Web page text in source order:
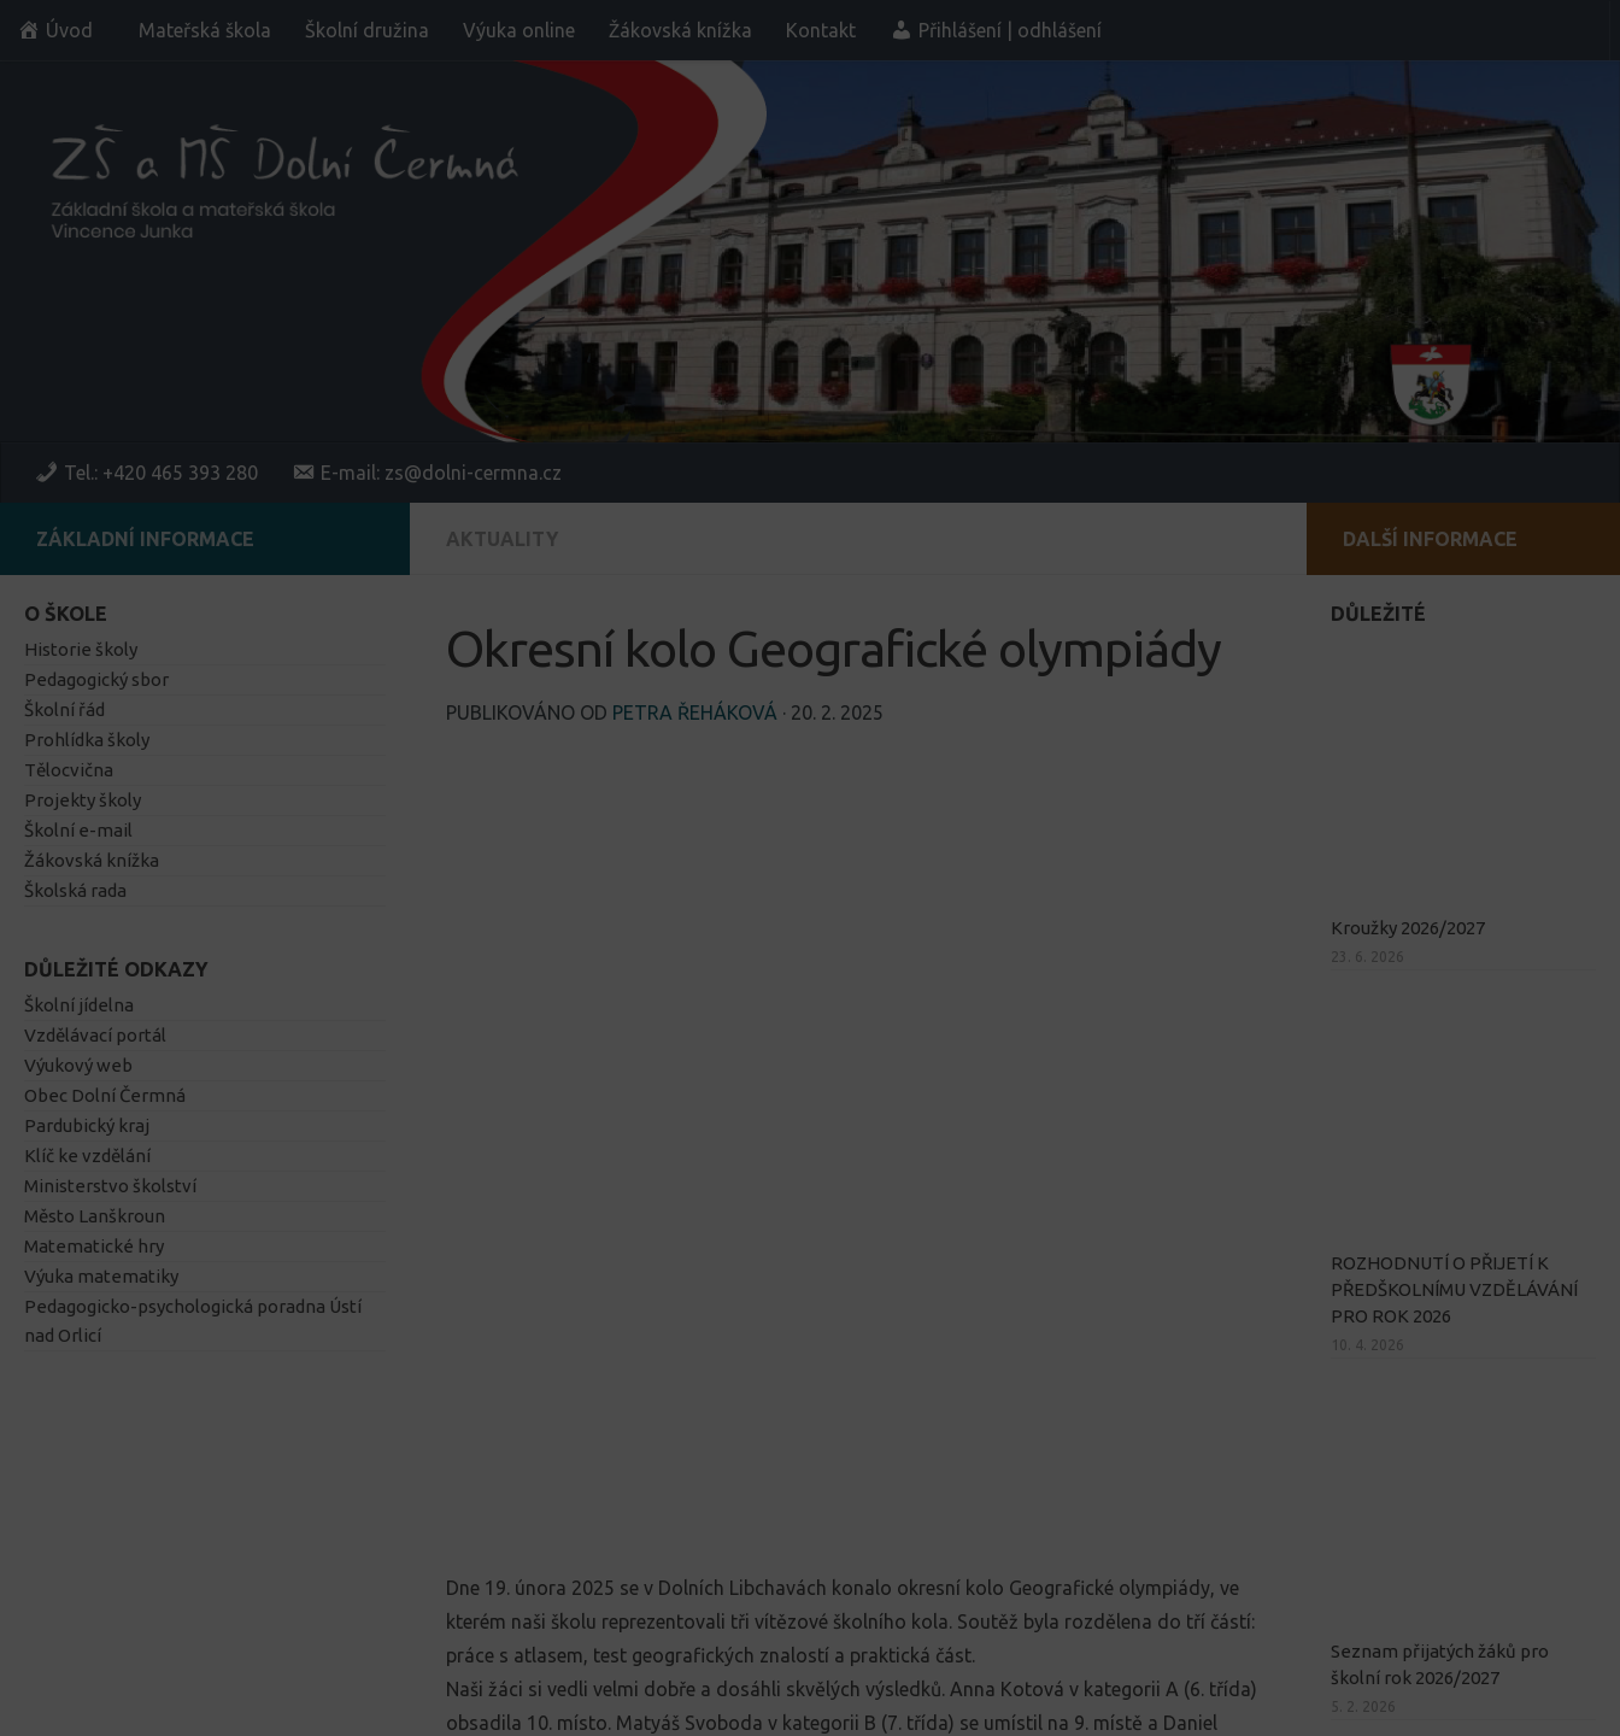
Skip to content
Úvod Mateřská škola Školní družina Výuka online Žákovská knížka Kontakt Přihlášení | odhlášení
Tel.: +420 465 393 280 E-mail: zs@dolni-cermna.cz
AKTUALITY
Okresní kolo Geografické olympiády
PUBLIKOVÁNO OD PETRA ŘEHÁKOVÁ · 20. 2. 2025
Dne 19. února 2025 se v Dolních Libchavách konalo okresní kolo Geografické olympiády, ve
kterém naši školu reprezentovali tři vítězové školního kola. Soutěž byla rozdělena do tří částí:
práce s atlasem, test geografických znalostí a praktická část.
Naši žáci si vedli velmi dobře a dosáhli skvělých výsledků. Anna Kotová v kategorii A (6. třída)
obsadila 10. místo. Matyáš Svoboda v kategorii B (7. třída) se umístil na 9. místě a Daniel
ZÁKLADNÍ INFORMACE
O ŠKOLE
Historie školy
Pedagogický sbor
Školní řád
Prohlídka školy
Tělocvična
Projekty školy
Školní e-mail
Žákovská knížka
Školská rada
DŮLEŽITÉ ODKAZY
Školní jídelna
Vzdělávací portál
Výukový web
Obec Dolní Čermná
Pardubický kraj
Klíč ke vzdělání
Ministerstvo školství
Město Lanškroun
Matematické hry
Výuka matematiky
Pedagogicko-psychologická poradna Ústí
nad Orlicí
DALŠÍ INFORMACE
DŮLEŽITÉ
Kroužky 2026/2027
23. 6. 2026
ROZHODNUTÍ O PŘIJETÍ K
PŘEDŠKOLNÍMU VZDĚLÁVÁNÍ
PRO ROK 2026
10. 4. 2026
Seznam přijatých žáků pro
školní rok 2026/2027
5. 2. 2026